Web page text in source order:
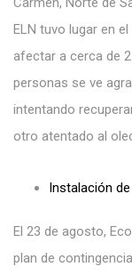
ELN tuvo lugar en
afectar a cerca de
personas se ve
intentando
otro atentado al
Instalación
El 23 de agosto,
plan de